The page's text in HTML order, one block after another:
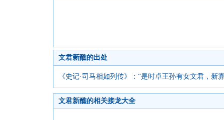
文君新醮的出处
《史记·司马相如列传》：“是时卓王孙有女文君，
文君新醮的相关接龙大全